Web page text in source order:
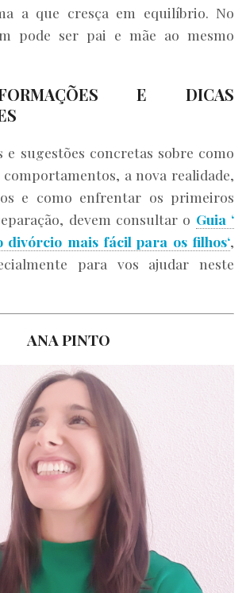
a que cresça em equilíbrio. No
pode ser pai e mãe ao mesmo
E DICAS
e sugestões concretas sobre como
a nova realidade,
e como enfrentar os primeiros
devem consultar o Guia ‘
mais fácil para os filhos‘,
para vos ajudar neste
ANA PINTO